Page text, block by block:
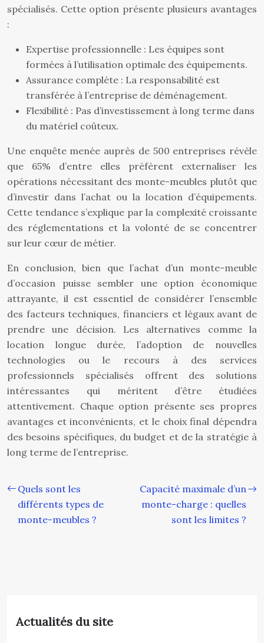
spécialisés. Cette option présente plusieurs avantages
:
Expertise professionnelle : Les équipes sont
formées à l’utilisation optimale des équipements.
Assurance complète : La responsabilité est
transférée à l’entreprise de déménagement.
Flexibilité : Pas d’investissement à long terme dans
du matériel coûteux.
Une enquête menée auprès de 500 entreprises révèle
que 65% d’entre elles préfèrent externaliser les
opérations nécessitant des monte-meubles plutôt que
d’investir dans l’achat ou la location d’équipements.
Cette tendance s’explique par la complexité croissante
des réglementations et la volonté de se concentrer
sur leur cœur de métier.
En conclusion, bien que l’achat d’un monte-meuble
d’occasion puisse sembler une option économique
attrayante, il est essentiel de considérer l’ensemble
des facteurs techniques, financiers et légaux avant de
prendre une décision. Les alternatives comme la
location longue durée, l’adoption de nouvelles
technologies ou le recours à des services
professionnels spécialisés offrent des solutions
intéressantes qui méritent d’être étudiées
attentivement. Chaque option présente ses propres
avantages et inconvénients, et le choix final dépendra
des besoins spécifiques, du budget et de la stratégie à
long terme de l’entreprise.
Quels sont les
différents types de
monte-meubles ?
Capacité maximale d’un
monte-charge : quelles
sont les limites ?
Actualités du site